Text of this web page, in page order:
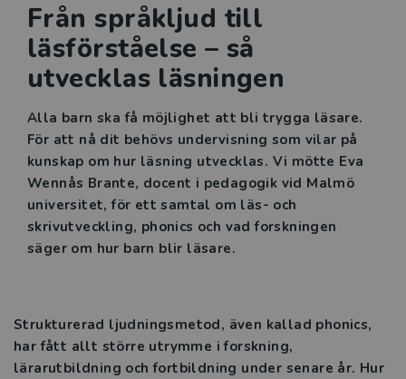
Språk i sikte
Svenskämnet i praktiken
Intervju Etik och juridik
Mer problemlösning i
matematikundervisningen
Tre snabba frågor till Linda Edström
Tre snabba frågor till Emma Frisk Carlström
Läsning på agendan
Från språkljud till
läsförståelse – så
utvecklas läsningen
Alla barn ska få möjlighet att bli trygga läsare.
För att nå dit behövs undervisning som vilar på
kunskap om hur läsning utvecklas. Vi mötte Eva
Wennås Brante, docent i pedagogik vid Malmö
universitet, för ett samtal om läs- och
skrivutveckling, phonics och vad forskningen
säger om hur barn blir läsare.
Strukturerad ljudningsmetod, även kallad phonics,
har fått allt större utrymme i forskning,
lärarutbildning och fortbildning under senare år. Hur